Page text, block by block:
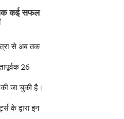
कई सफल
से अब तक
26
की जा चुकी है।
के द्वारा इन